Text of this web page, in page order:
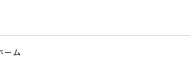
されます
ーム